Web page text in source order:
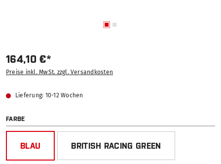
164,10 €*
Preise inkl. MwSt. zzgl. Versandkosten
Lieferung: 10-12 Wochen
FARBEAUSWÄHLEN
BLAU BRITISH RACING GREEN